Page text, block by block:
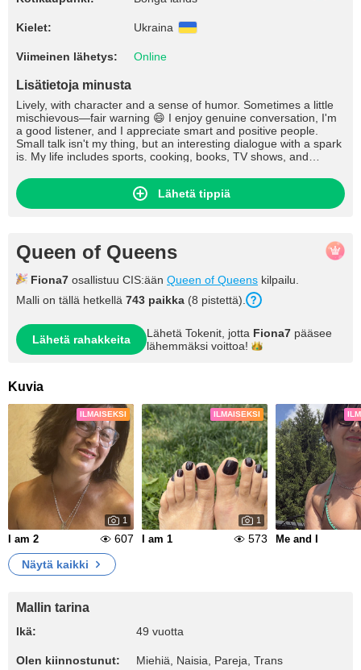
Kielet: Ukraina
Viimeinen lähetys: Online
Lisätietoja minusta
Lively, with character and a sense of humor. Sometimes a little
mischievous—fair warning 😄 I enjoy genuine conversation, I'm
a good listener, and I appreciate smart and positive people.
Small talk isn't my thing, but an interesting dialogue with a spark
is. My life includes sports, cooking, books, TV shows, and
bored with me—I guarantee it 😉
Lähetä tippiä
Queen of Queens
Fiona7 osallistuu CIS:ään Queen of Queens kilpailu.
Malli on tällä hetkellä 743 paikka (8 pistettä).
Lähetä rahakkeita Lähetä Tokenit, jotta Fiona7 pääsee
lähemmäksi voittoa!
Kuvia
ILMAISEKSI
1
I am 2 607
ILMAISEKSI
1
I am 1 573 Me and I
Näytä kaikki
Mallin tarina
Ikä: 49 vuotta
Olen kiinnostunut: Miehiä, Naisia, Pareja, Trans